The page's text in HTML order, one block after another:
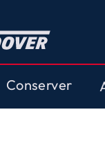
Conserver